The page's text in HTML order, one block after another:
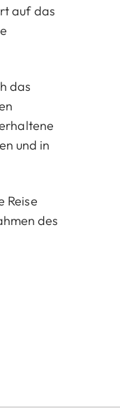
auf das
das
und in
Reise
des